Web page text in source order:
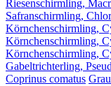
Riesenschirmling,
Safranschirmling,
Körnchenschirmling,
Körnchenschirmling,
Körnchenschirmling,
Gabeltrichterling,
Coprinus comatus